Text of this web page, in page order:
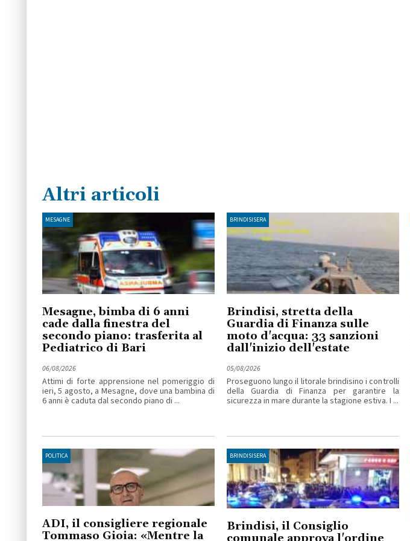
Altri articoli
MESAGNE
Mesagne, bimba di 6 anni
cade dalla finestra del
secondo piano: trasferita al
Pediatrico di Bari
06/08/2026
Attimi di forte apprensione nel pomeriggio di
ieri, 5 agosto, a Mesagne, dove una bambina di
6 anni è caduta dal secondo piano di ...
BRINDISISERA
Brindisi, stretta della
Guardia di Finanza sulle
moto d'acqua: 33 sanzioni
dall'inizio dell'estate
05/08/2026
Proseguono lungo il litorale brindisino i controlli
della Guardia di Finanza per garantire la
sicurezza in mare durante la stagione estiva. I ...
POLITICA
ADI, il consigliere regionale
Tommaso Gioia: «Mentre la
BRINDISISERA
Brindisi, il Consiglio
comunale approva l'ordine